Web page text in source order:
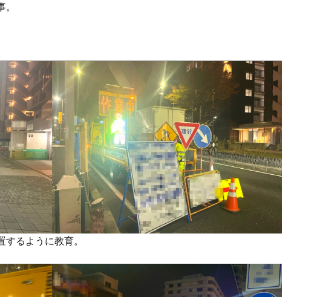
るように教育。